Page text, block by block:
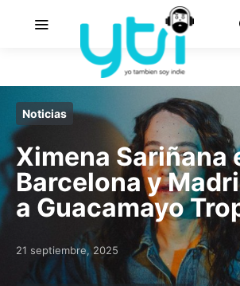
Noticias
Ximena Sariñana
Barcelona y
a Guacamayo
Posted on
21 septiembre, 2025